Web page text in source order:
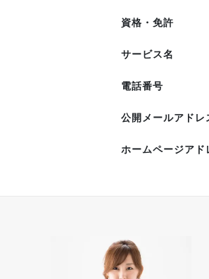
資格・免許
サービス名
電話番号
公開メールアドレ
ホームページアド